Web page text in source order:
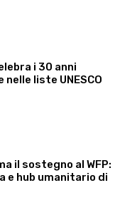
i 30 anni
nelle liste UNESCO
il sostegno al WFP:
e hub umanitario di